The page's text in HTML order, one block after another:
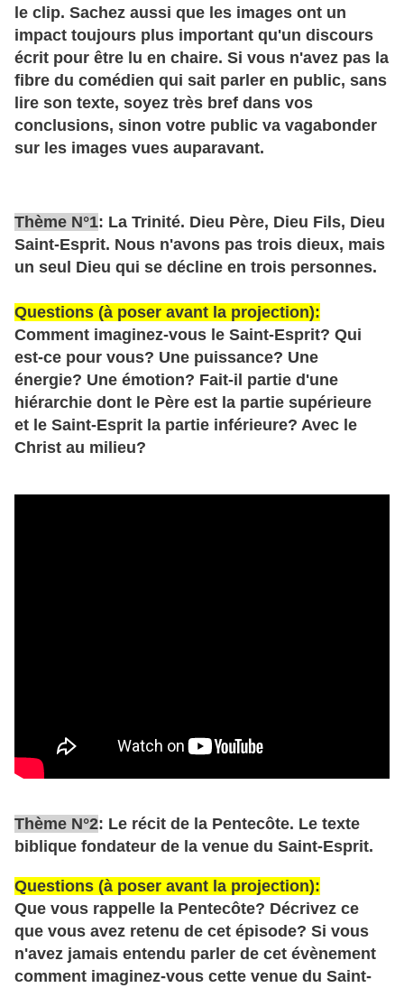
le clip. Sachez aussi que les images ont un
impact toujours plus important qu'un discours
écrit pour être lu en chaire. Si vous n'avez pas la
fibre du comédien qui sait parler en public, sans
lire son texte, soyez très bref dans vos
conclusions, sinon votre public va vagabonder
sur les images vues auparavant.
Thème N°1: La Trinité. Dieu Père, Dieu Fils, Dieu
Saint-Esprit. Nous n'avons pas trois dieux, mais
un seul Dieu qui se décline en trois personnes.
Questions (à poser avant la projection):
Comment imaginez-vous le Saint-Esprit? Qui
est-ce pour vous? Une puissance? Une
énergie? Une émotion? Fait-il partie d'une
hiérarchie dont le Père est la partie supérieure
et le Saint-Esprit la partie inférieure? Avec le
Christ au milieu?
Thème N°2: Le récit de la Pentecôte. Le texte
biblique fondateur de la venue du Saint-Esprit.
Questions (à poser avant la projection):
Que vous rappelle la Pentecôte? Décrivez ce
que vous avez retenu de cet épisode? Si vous
n'avez jamais entendu parler de cet évènement
comment imaginez-vous cette venue du Saint-